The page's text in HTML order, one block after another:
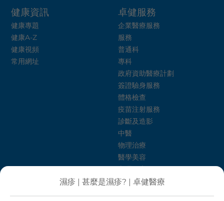
健康資訊
健康專題
健康A-Z
健康視頻
常用網址
卓健服務
企業醫療服務
服務
普通科
專科
政府資助醫療計劃
簽證驗身服務
體格檢查
疫苗注射服務
診斷及造影
中醫
物理治療
醫學美容
心理健康
卓健護理介紹所
濕疹 | 甚麼是濕疹? | 卓健醫療